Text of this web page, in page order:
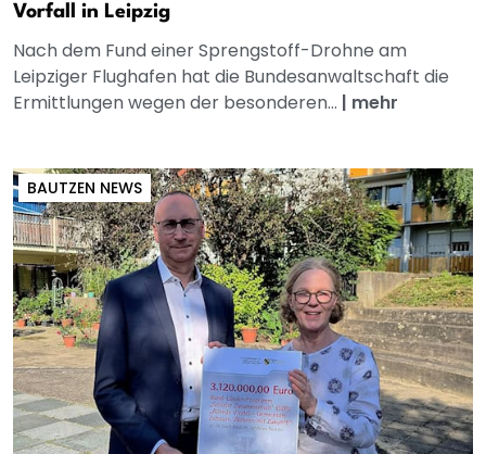
Vorfall in Leipzig
Nach dem Fund einer Sprengstoff-Drohne am
Leipziger Flughafen hat die Bundesanwaltschaft die
Ermittlungen wegen der besonderen... | mehr
BAUTZEN NEWS